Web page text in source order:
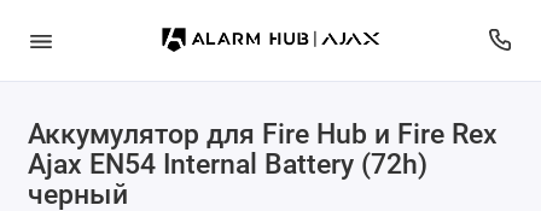
Аккумулятор для Fire Hub и Fire Rex
Ajax EN54 Internal Battery (72h)
черный